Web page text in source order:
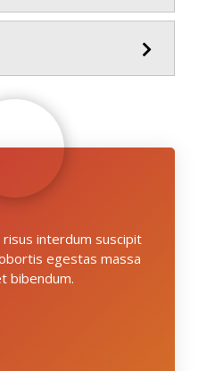
risus interdum suscipit
egestas massa
bibendum.